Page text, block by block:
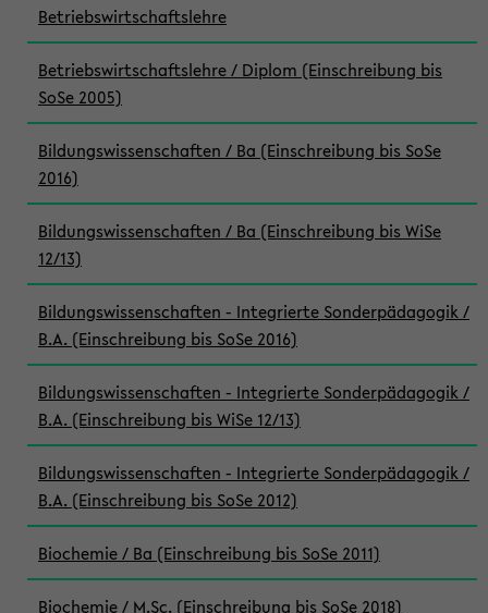
Betriebswirtschaftslehre
Betriebswirtschaftslehre / Diplom (Einschreibung bis
SoSe 2005)
Bildungswissenschaften / Ba (Einschreibung bis SoSe
2016)
Bildungswissenschaften / Ba (Einschreibung bis WiSe
12/13)
Bildungswissenschaften - Integrierte Sonderpädagogik /
B.A. (Einschreibung bis SoSe 2016)
Bildungswissenschaften - Integrierte Sonderpädagogik /
B.A. (Einschreibung bis WiSe 12/13)
Bildungswissenschaften - Integrierte Sonderpädagogik /
B.A. (Einschreibung bis SoSe 2012)
Biochemie / Ba (Einschreibung bis SoSe 2011)
Biochemie / M.Sc. (Einschreibung bis SoSe 2018)